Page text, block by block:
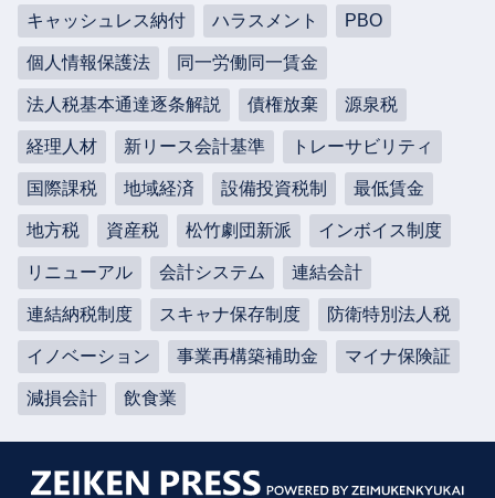
キャッシュレス納付 ハラスメント PBO
個人情報保護法 同一労働同一賃金
法人税基本通達逐条解説 債権放棄 源泉税
経理人材 新リース会計基準 トレーサビリティ
国際課税 地域経済 設備投資税制 最低賃金
地方税 資産税 松竹劇団新派 インボイス制度
リニューアル 会計システム 連結会計
連結納税制度 スキャナ保存制度 防衛特別法人税
イノベーション 事業再構築補助金 マイナ保険証
減損会計 飲食業